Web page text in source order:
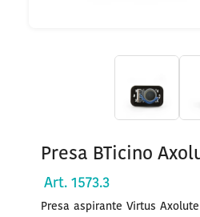
Presa BTicino
Art. 1573.3
Presa aspirante Virtus